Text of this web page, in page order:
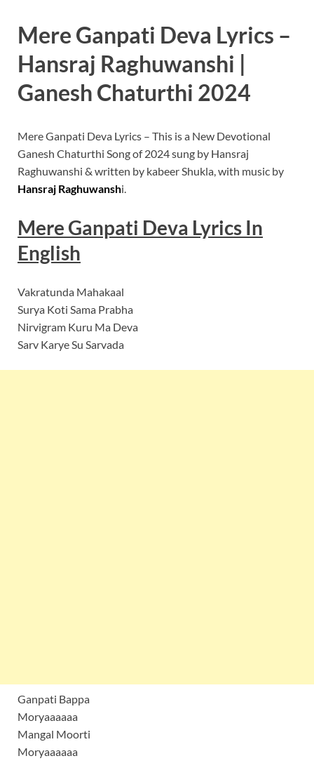
Mere Ganpati Deva Lyrics –
Hansraj Raghuwanshi |
Ganesh Chaturthi 2024
Mere Ganpati Deva Lyrics – This is a New Devotional
Ganesh Chaturthi Song of 2024 sung by Hansraj
Raghuwanshi & written by kabeer Shukla, with music by
Hansraj Raghuwanshi.
Mere Ganpati Deva Lyrics In
English
Vakratunda Mahakaal
Surya Koti Sama Prabha
Nirvigram Kuru Ma Deva
Sarv Karye Su Sarvada
Ganpati Bappa
Moryaaaaaa
Mangal Moorti
Moryaaaaaa